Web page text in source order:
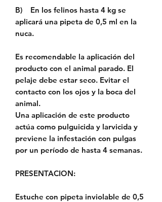
B) En los felinos hasta 4 kg se
aplicará una pipeta de 0,5 ml en la
nuca.
Es recomendable la aplicación del
producto con el animal parado. El
pelaje debe estar seco. Evitar el
contacto con los ojos y la boca del
animal.
Una aplicación de este producto
actúa como pulguicida y larvicida y
previene la infestación con pulgas
por un período de hasta 4 semanas.
PRESENTACION:
Estuche con pipeta inviolable de 0,5